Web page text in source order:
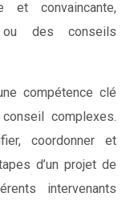
et convaincante,
des conseils
compétence clé
complexes.
coordonner et
d’un projet de
intervenants